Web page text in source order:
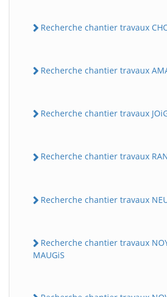
Recherche chantier travaux
Recherche chantier travaux
Recherche chantier travaux
Recherche chantier travaux
Recherche chantier travaux
Recherche chantier travaux
MAUGiS